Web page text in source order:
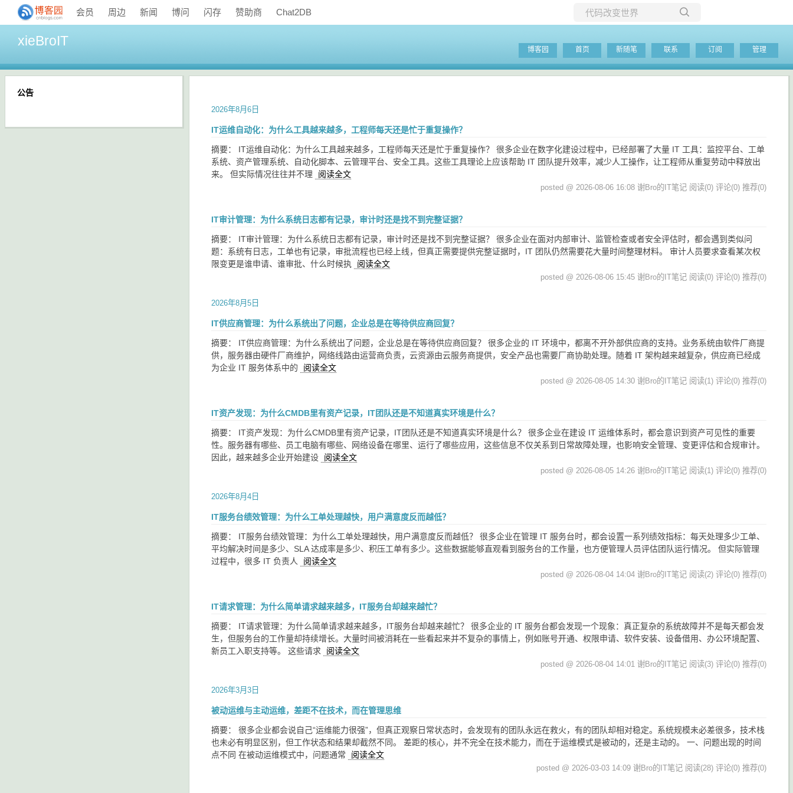
会员 周边 新闻 博问 闪存 赞助商 Chat2DB
当前博客
xieBroIT
博客园 首页 新随笔 联系 订阅 管理
2026年8月6日
IT运维自动化：为什么工具越来越多，工程师每天还是忙于重复操作？
摘要： IT运维自动化：为什么工具越来越多，工程师每天还是忙于重复操作？ 很多企业在数字化建设过程中，已经部署了大量 IT 工具：监控平台、工单
系统、资产管理系统、自动化脚本、云管理平台、安全工具。这些工具理论上应该帮助 IT 团队提升效率，减少人工操作，让工程师从重复劳动中释放出
来。 但实际情况往往并不理
阅读全文
posted @ 2026-08-06 16:08 谢Bro的IT笔记 阅读(0) 评论(0) 推荐(0)
IT审计管理：为什么系统日志都有记录，审计时还是找不到完整证据？
摘要： IT审计管理：为什么系统日志都有记录，审计时还是找不到完整证据？ 很多企业在面对内部审计、监管检查或者安全评估时，都会遇到类似问
题：系统有日志，工单也有记录，审批流程也已经上线，但真正需要提供完整证据时，IT 团队仍然需要花大量时间整理材料。 审计人员要求查看某次权
限变更是谁申请、谁审批、什么时候执
阅读全文
posted @ 2026-08-06 15:45 谢Bro的IT笔记 阅读(0) 评论(0) 推荐(0)
2026年8月5日
IT供应商管理：为什么系统出了问题，企业总是在等待供应商回复？
摘要： IT供应商管理：为什么系统出了问题，企业总是在等待供应商回复？ 很多企业的 IT 环境中，都离不开外部供应商的支持。业务系统由软件厂商提
供，服务器由硬件厂商维护，网络线路由运营商负责，云资源由云服务商提供，安全产品也需要厂商协助处理。随着 IT 架构越来越复杂，供应商已经成
为企业 IT 服务体系中的
阅读全文
posted @ 2026-08-05 14:30 谢Bro的IT笔记 阅读(1) 评论(0) 推荐(0)
IT资产发现：为什么CMDB里有资产记录，IT团队还是不知道真实环境是什么？
摘要： IT资产发现：为什么CMDB里有资产记录，IT团队还是不知道真实环境是什么？ 很多企业在建设 IT 运维体系时，都会意识到资产可见性的重要
性。服务器有哪些、员工电脑有哪些、网络设备在哪里、运行了哪些应用，这些信息不仅关系到日常故障处理，也影响安全管理、变更评估和合规审计。
因此，越来越多企业开始建设
阅读全文
posted @ 2026-08-05 14:26 谢Bro的IT笔记 阅读(1) 评论(0) 推荐(0)
2026年8月4日
IT服务台绩效管理：为什么工单处理越快，用户满意度反而越低？
摘要： IT服务台绩效管理：为什么工单处理越快，用户满意度反而越低？ 很多企业在管理 IT 服务台时，都会设置一系列绩效指标：每天处理多少工单、
平均解决时间是多少、SLA 达成率是多少、积压工单有多少。这些数据能够直观看到服务台的工作量，也方便管理人员评估团队运行情况。 但实际管理
过程中，很多 IT 负责人
阅读全文
posted @ 2026-08-04 14:04 谢Bro的IT笔记 阅读(2) 评论(0) 推荐(0)
IT请求管理：为什么简单请求越来越多，IT服务台却越来越忙？
摘要： IT请求管理：为什么简单请求越来越多，IT服务台却越来越忙？ 很多企业的 IT 服务台都会发现一个现象：真正复杂的系统故障并不是每天都会发
生，但服务台的工作量却持续增长。大量时间被消耗在一些看起来并不复杂的事情上，例如账号开通、权限申请、软件安装、设备借用、办公环境配置、
新员工入职支持等。 这些请求
阅读全文
posted @ 2026-08-04 14:01 谢Bro的IT笔记 阅读(3) 评论(0) 推荐(0)
2026年3月3日
被动运维与主动运维，差距不在技术，而在管理思维
摘要： 很多企业都会说自己“运维能力很强”，但真正观察日常状态时，会发现有的团队永远在救火，有的团队却相对稳定。系统规模未必差很多，技术栈
也未必有明显区别，但工作状态和结果却截然不同。 差距的核心，并不完全在技术能力，而在于运维模式是被动的，还是主动的。 一、问题出现的时间
点不同 在被动运维模式中，问题通常
阅读全文
posted @ 2026-03-03 14:09 谢Bro的IT笔记 阅读(28) 评论(0) 推荐(0)
公告